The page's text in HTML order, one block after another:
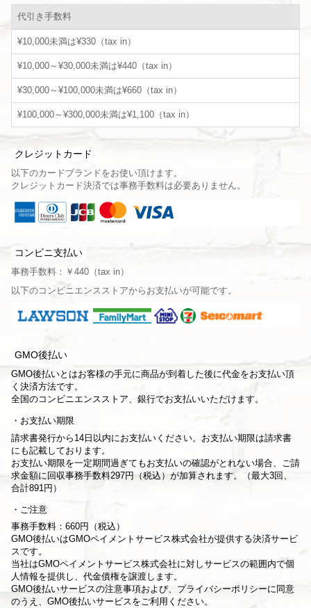
代引き手数料
¥10,000未満は¥330（tax in）
¥10,000～¥30,000未満は¥440（tax in）
¥30,000～¥100,000未満は¥660（tax in）
¥100,000～¥300,000未満は¥1,100（tax in）
クレジットカード
以下のカードブランドをお使い頂けます。
クレジットカード決済では事務手数料は必要ありません。
コンビニ支払い
事務手数料：￥440（tax in）
以下のコンビニエンスストアからお支払いが可能です。
GMO後払い
GMO後払いとはお客様の手元に商品が到着した後に代金をお支払い頂
く決済方法です。
全国のコンビニエンスストア、銀行でお支払いいただけます。
お支払い期限
請求書発行から14日以内にお支払いください。お支払い期限は請求書
にも記載しております。
お支払い期限を一定期間過ぎてもお支払いの確認がとれない場合、ご請
求金額に回収事務手数料297円（税込）が加算されます。（最大3回、
合計891円）
ご注意
事務手数料：660円（税込）
GMO後払いはGMOペイメントサービス株式会社が提供する決済サービ
スです。
当社はGMOペイメントサービス株式会社に対しサービスの範囲内で個
人情報を提供し、代金債権を譲渡します。
GMO後払いサービスの注意事項および、 プライバシーポリシーに同意
のうえ、GMO後払いサービスをご利用ください。